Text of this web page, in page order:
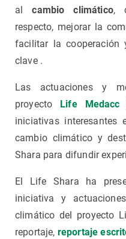
alcambio climático,
respecto, mejorar la
facilitar la cooperación
clave .
Las actuaciones y
proyecto
Life Medacc
iniciativas interesantes
cambio climático y
Shara para difundir
El Life Shara ha
iniciativa y
climático del proyecto
reportaje, reportaje